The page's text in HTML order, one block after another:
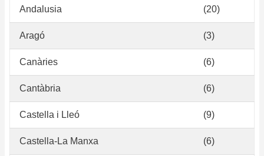
Andalusia (20)
Aragó (3)
Canàries (6)
Cantàbria (6)
Castella i Lleó (9)
Castella-La Manxa (6)